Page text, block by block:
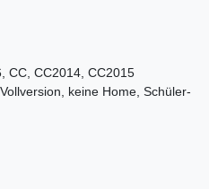
CC, CC2014, CC2015
keine Home, Schüler-